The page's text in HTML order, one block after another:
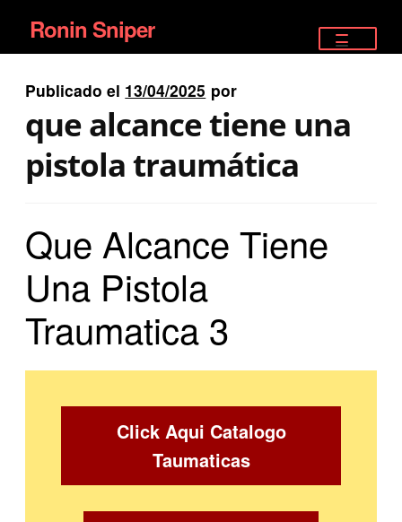
Ir
a
la
navegación
Ir
al
contenido
Ronin Sniper
EQUIPAMIENTO ÉLITE
PISTOLAS
SATELITALES
Publicado el 13/04/2025 por
que alcance tiene una
pistola traumática
Que Alcance Tiene
Una Pistola
Traumatica 3
Click Aqui Catalogo
Taumaticas